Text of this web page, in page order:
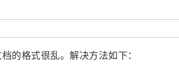
的格式很乱。解决方法如下：